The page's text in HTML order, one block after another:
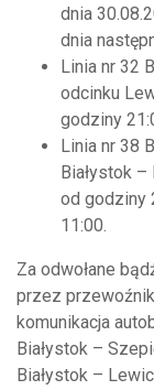
dnia
dnia
Linia nr 32
odcinku
godziny
Linia nr 38
Białystok
od godziny
11:00.
Za odwołane
przez
komunikacja
Białystok –
Białystok –